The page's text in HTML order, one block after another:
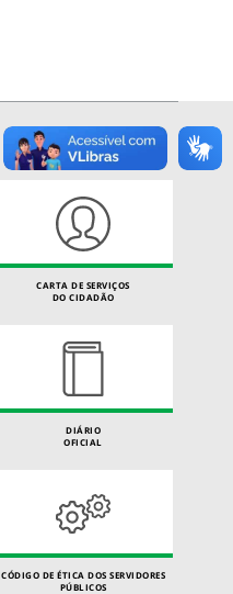
CARTA DE SERVIÇOS
DO CIDADÃO
DIÁRIO
OFICIAL
CÓDIGO DE ÉTICA DOS SERVIDORES
PÚBLICOS